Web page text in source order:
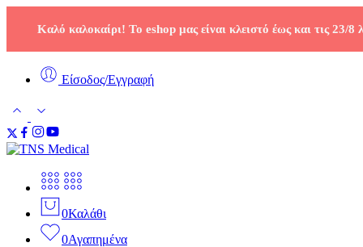
Καλό καλοκαίρι! Το eshop μας είναι κλειστό έως και τις 23/
Είσοδος/Εγγραφή
0Καλάθι
0Αγαπημένα